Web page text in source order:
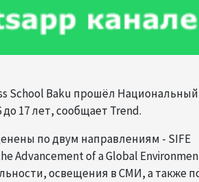
School Baku прошёл Национальный
17 лет, сообщает Trend.
по двум направлениям - SIFE
Advancement of a Global
освещения в СМИ, а также